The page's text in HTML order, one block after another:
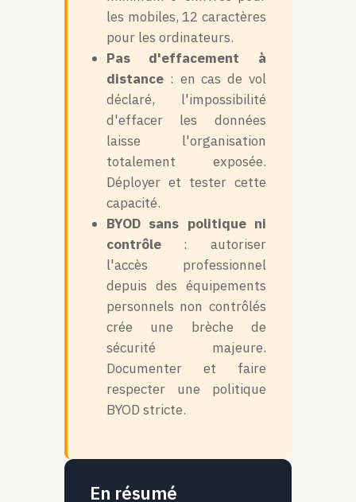
les mobiles, 12 caractères
pour les ordinateurs.
Pas d'effacement à
distance: en cas de vol
déclaré, l'impossibilité
d'effacer les données
laisse l'organisation
totalement exposée.
Déployer et tester cette
capacité.
BYOD sans politique ni
contrôle: autoriser
l'accès professionnel
depuis des équipements
personnels non contrôlés
crée une brèche de
sécurité majeure.
Documenter et faire
respecter une politique
BYOD stricte.
En résumé